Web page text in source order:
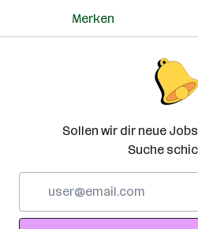
Merken
Sollen wir dir neue
Suche
Adresse